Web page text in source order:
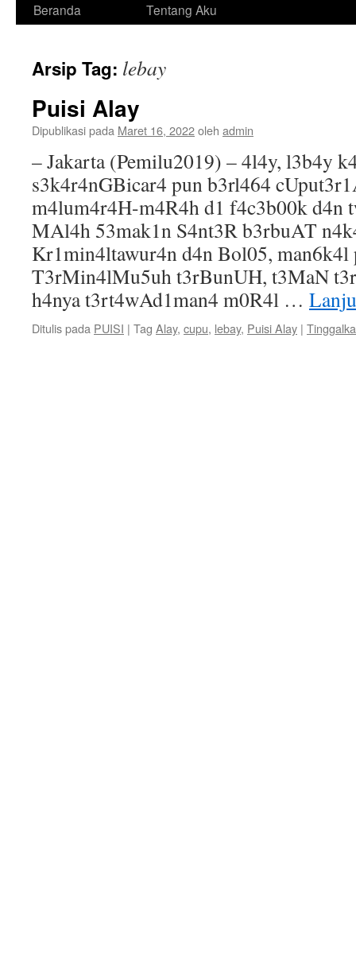
Langsung
isi
Beranda Tentang Aku
Arsip Tag: lebay
Puisi Alay
Dipublikasi pada Maret 16, 2022oleh admin
– Jakarta (Pemilu2019) – 4l4y, l3b4y
s3k4r4nGBicar4 pun b3rl464
m4lum4r4H-m4R4h d1 f4c3b00k d4n
MAl4h 53mak1n S4nt3R b3rbuAT
Kr1min4ltawur4n d4n Bol05, man6k4l
T3rMin4lMu5uh t3rBunUH, t3MaN
h4nya t3rt4wAd1man4 m0R4l …
Ditulis pada PUISI | Tag Alay, cupu, lebay, Puisi Alay |